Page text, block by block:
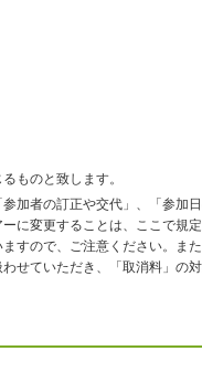
ものと致します。
加者の訂正や交代」、「参加
に変更することは、ここで規
すので、ご注意ください。ま
せていただき、「取消料」の対